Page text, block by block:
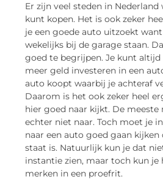
Er zijn veel steden in Nederland
kunt kopen. Het is ook zeker
je een goede auto uitzoekt
wekelijks bij de garage staan.
goed te begrijpen. Je kunt
meer geld investeren in een
auto koopt waarbij je achteraf
Daarom is het ook zeker heel
hier goed naar kijkt. De meeste
echter niet naar. Toch moet je
naar een auto goed gaan
staat is. Natuurlijk kun je dat
instantie zien, maar toch kun je
merken in een proefrit.